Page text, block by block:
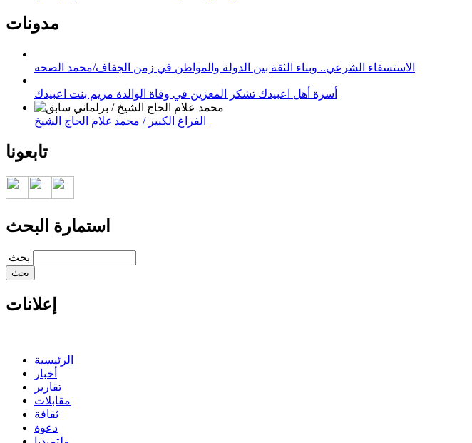
مدونات
الاستسقاء الشرعي.. وبناء الثقة بين الدولة والمواطن في زمن الجفاف/محمد الصحه
أسرة أهل اعبيدك تشكر المعزين في وفاة الوالدة مريم بنت اعبيدك
الفراغ الكبير / محمد غلام الحاج الشيخ
تابعونا
استمارة البحث
‏بحث ‏
إعلانات
الرئيسية
أخبار
تقارير
مقابلات
ثقافة
دعوة